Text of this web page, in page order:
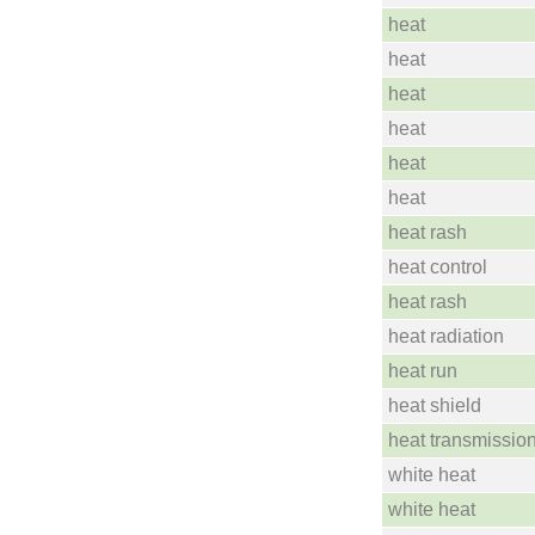
heat
heat
heat
heat
heat
heat
heat rash
heat control
heat rash
heat radiation
heat run
heat shield
heat transmission
white heat
white heat